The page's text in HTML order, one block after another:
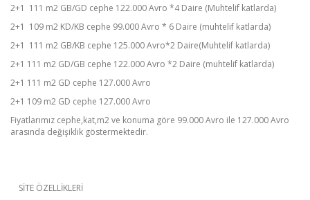
2+1 111 m2 GB/GD cephe 122.000 Avro *4 Daire (Muhtelif katlarda)
2+1 109 m2 KD/KB cephe 99.000 Avro * 6 Daire (muhtelif katlarda)
2+1 111 m2 GB/KB cephe 125.000 Avro*2 Daire(Muhtelif katlarda)
2+1 111 m2 GD/GB cephe 122.000 Avro *2 Daire (muhtelif katlarda)
2+1 111 m2 GD cephe 127.000 Avro
2+1 109 m2 GD cephe 127.000 Avro
Fiyatlarımız cephe,kat,m2 ve konuma göre 99.000 Avro ile 127.000 Avro
arasında değişiklik göstermektedir.
SİTE ÖZELLİKLERİ